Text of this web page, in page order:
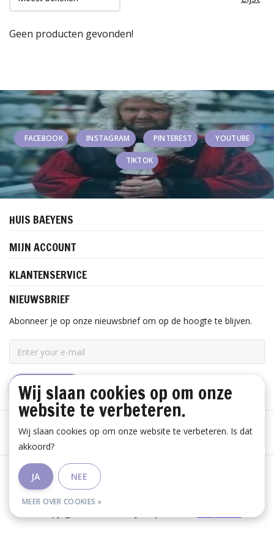
Geen producten gevonden!
FACEBOOK INSTAGRAM PINTEREST YOUTUBE
TIKTOK
HUIS BAEYENS
MIJN ACCOUNT
KLANTENSERVICE
NIEUWSBRIEF
Abonneer je op onze nieuwsbrief om op de hoogte te blijven.
ABONNEER
Algemene voorwaarden
Wij slaan cookies op om onze
website te verbeteren.
Wij slaan cookies op om onze website te verbeteren. Is dat
akkoord?
JA NEE
MEER OVER COOKIES »